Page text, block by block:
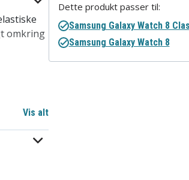
omkring
Vis alt
Dette produkt passer til:
Samsung Galaxy Watch 8
Samsung Galaxy Watch 8